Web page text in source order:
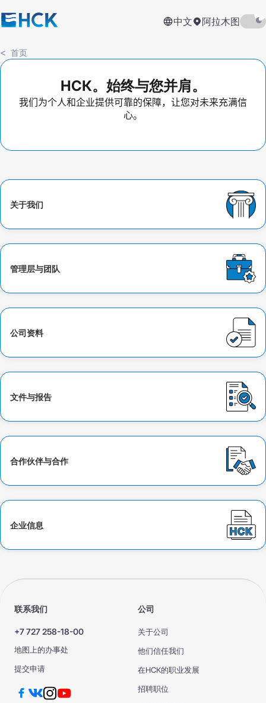
中文 阿拉木图
首页
НСК。始终与您并肩。
我们为个人和企业提供可靠的保障，让您对未来充满信
心。
关于我们
管理层与团队
公司资料
文件与报告
合作伙伴与合作
企业信息
联系我们
+7 727 258-18-00
地图上的办事处
提交申请
公司
关于公司
他们信任我们
在НСК的职业发展
招聘职位